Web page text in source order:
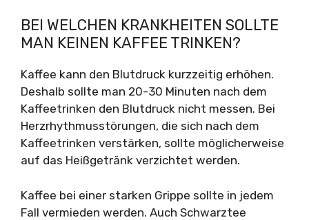
BEI WELCHEN KRANKHEITEN SOLLTE
MAN KEINEN KAFFEE TRINKEN?
Kaffee kann den Blutdruck kurzzeitig erhöhen.
Deshalb sollte man 20-30 Minuten nach dem
Kaffeetrinken den Blutdruck nicht messen. Bei
Herzrhythmusstörungen, die sich nach dem
Kaffeetrinken verstärken, sollte möglicherweise
auf das Heißgetränk verzichtet werden.
Kaffee bei einer starken Grippe sollte in jedem
Fall vermieden werden. Auch Schwarztee